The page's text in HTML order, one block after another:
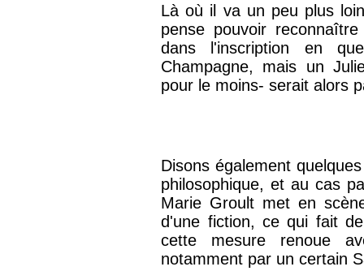
Là où il va un peu plus
pense pouvoir
dans l'inscription en
Champagne, mais un
pour le moins- serait alors
Disons également
philosophique, et au cas
Marie Groult met en
d'une fiction, ce qui fait
cette mesure renoue
notamment par un certain